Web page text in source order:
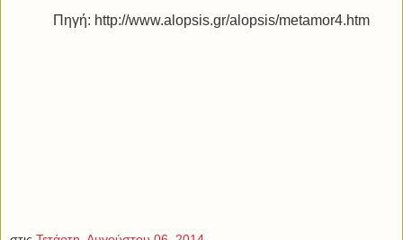
Πηγή: http://www.alopsis.gr/alopsis/metamor4.htm